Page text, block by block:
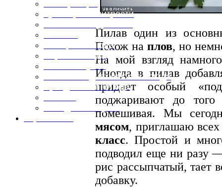
Кулинарные хитрости
Овощные блюда
Первые блюда
Полевая кухня
Постные и диетические блюда
Праздничные блюда
Холодные закуски
Пилав один из
Похож на плов, но
На мой взгляд
Иногда в пилав
придает особый
поджаривают до того
помешивая. Мы
мясом, приглашаю
класс. Простой и
подводил еще ни разу
рис рассыпчатый, тает
добавку.